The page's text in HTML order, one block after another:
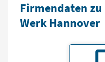
Firmendaten zu
Werk Hannover